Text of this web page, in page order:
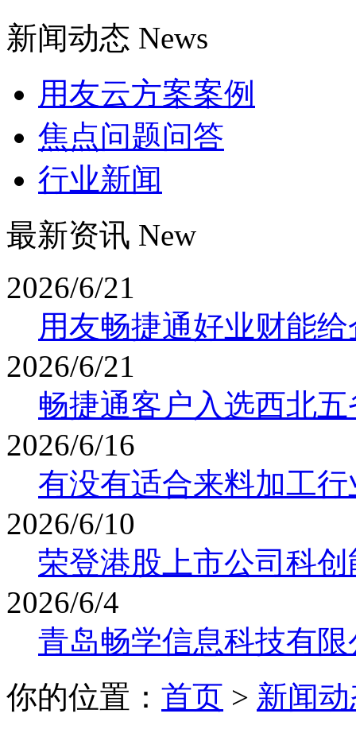
新闻动态 News
用友云方案案例
焦点问题问答
行业新闻
最新资讯 New
2026/6/21
用友畅捷通好业财能
2026/6/21
畅捷通客户入选西北
2026/6/16
有没有适合来料加工行
2026/6/10
荣登港股上市公司科
2026/6/4
青岛畅学信息科技有
你的位置： 首页 > 新闻